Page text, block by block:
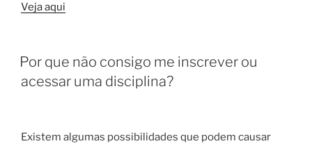
Veja aqui
Por que não consigo me inscrever ou
acessar uma disciplina?
Existem algumas possibilidades que podem causar